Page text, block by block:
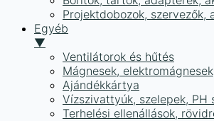
Projektdobozok, szervezők,
Egyéb
▼
Ventilátorok és hűtés
Mágnesek,
Ajándékkártya
Vízszivattyúk, szelepek, PH
Terhelési ellenállások,